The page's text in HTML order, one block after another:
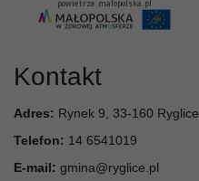
Kontakt
Adres: Rynek 9, 33-160 Ryglice
Telefon: 14 6541019
E-mail: gmina@ryglice.pl